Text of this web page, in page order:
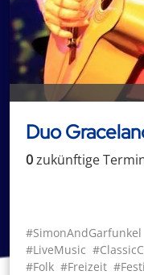
Duo
0zukünftige
#SimonAndGarfunkel
#LiveMusic
#Folk #Freizeit